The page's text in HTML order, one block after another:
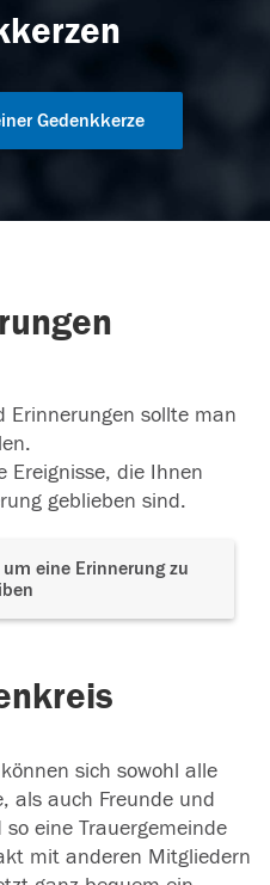
Gedenkkerze
Erinnerungen sollte man
Ereignisse, die Ihnen
geblieben sind.
eine Erinnerung zu
sich sowohl alle
als auch Freunde und
eine Trauergemeinde
mit anderen Mitgliedern